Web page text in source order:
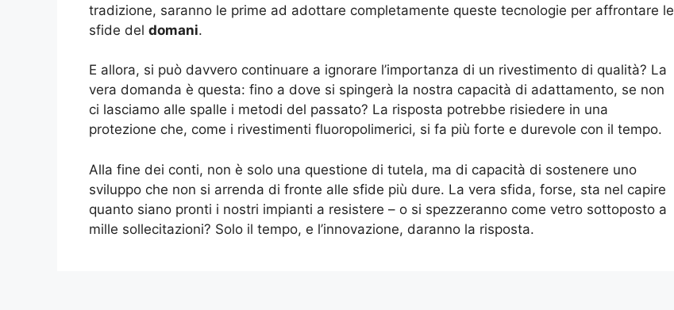
tradizione, saranno le prime ad adottare completamente queste tecnologie per affrontare le
sfide del domani.
E allora, si può davvero continuare a ignorare l’importanza di un rivestimento di qualità? La
vera domanda è questa: fino a dove si spingerà la nostra capacità di adattamento, se non
ci lasciamo alle spalle i metodi del passato? La risposta potrebbe risiedere in una
protezione che, come i rivestimenti fluoropolimerici, si fa più forte e durevole con il tempo.
Alla fine dei conti, non è solo una questione di tutela, ma di capacità di sostenere uno
sviluppo che non si arrenda di fronte alle sfide più dure. La vera sfida, forse, sta nel capire
quanto siano pronti i nostri impianti a resistere – o si spezzeranno come vetro sottoposto a
mille sollecitazioni? Solo il tempo, e l’innovazione, daranno la risposta.